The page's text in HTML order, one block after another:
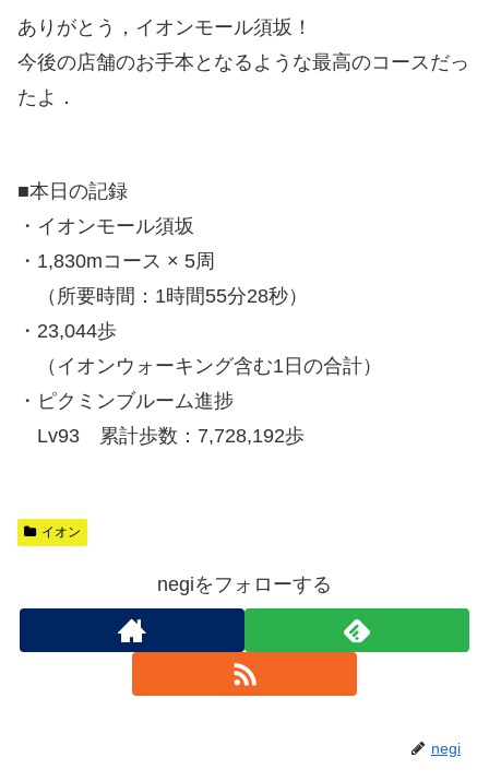
ありがとう，イオンモール須坂！
今後の店舗のお手本となるような最高のコースだっ
たよ．
■本日の記録
・イオンモール須坂
・1,830mコース × 5周
（所要時間：1時間55分28秒）
・23,044歩
（イオンウォーキング含む1日の合計）
・ピクミンブルーム進捗
Lv93 累計歩数：7,728,192歩
イオン
negiをフォローする
negi